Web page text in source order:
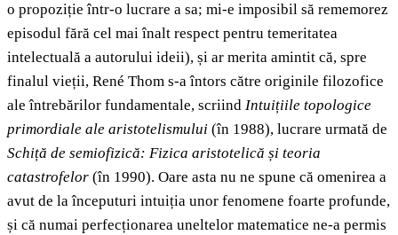
o propoziție într-o lucrare a sa; mi-e imposibil să rememorez
episodul fără cel mai înalt respect pentru temeritatea
intelectuală a autorului ideii), și ar merita amintit că, spre
finalul vieții, René Thom s-a întors către originile filozofice
ale întrebărilor fundamentale, scriind Intuițiile topologice
primordiale ale aristotelismului (în 1988), lucrare urmată de
Schiță de semiofizică: Fizica aristotelică și teoria
catastrofelor (în 1990). Oare asta nu ne spune că omenirea a
avut de la începuturi intuiția unor fenomene foarte profunde,
și că numai perfecționarea uneltelor matematice ne-a permis